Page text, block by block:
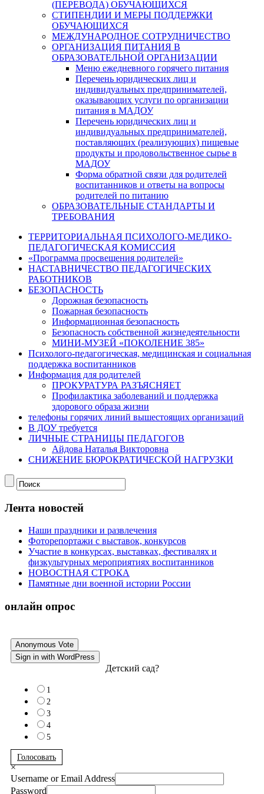
(ПЕРЕВОДА) ОБУЧАЮЩИХСЯ
СТИПЕНДИИ И МЕРЫ ПОДДЕРЖКИ
ОБУЧАЮЩИХСЯ
МЕЖДУНАРОДНОЕ СОТРУДНИЧЕСТВО
ОРГАНИЗАЦИЯ ПИТАНИЯ В
ОБРАЗОВАТЕЛЬНОЙ ОРГАНИЗАЦИИ
Меню ежедневного горячего питания
Перечень юридических лиц и
индивидуальных предпринимателей,
оказывающих услуги по организации
питания в МАДОУ
Перечень юридических лиц и
индивидуальных предпринимателей,
поставляющих (реализующих) пищевые
продукты и продовольственное сырье в
МАДОУ
Форма обратной связи для родителей
воспитанников и ответы на вопросы
родителей по питанию
ОБРАЗОВАТЕЛЬНЫЕ СТАНДАРТЫ И
ТРЕБОВАНИЯ
ТЕРРИТОРИАЛЬНАЯ ПСИХОЛОГО-МЕДИКО-
ПЕДАГОГИЧЕСКАЯ КОМИССИЯ
«Программа просвещения родителей»
НАСТАВНИЧЕСТВО ПЕДАГОГИЧЕСКИХ
РАБОТНИКОВ
БЕЗОПАСНОСТЬ
Дорожная безопасность
Пожарная безопасность
Информационная безопасность
Безопасность собственной жизнедеятельности
МИНИ-МУЗЕЙ «ПОКОЛЕНИЕ 385»
Психолого-педагогическая, медицинская и социальная
поддержка воспитанников
Информация для родителей
ПРОКУРАТУРА РАЗЪЯСНЯЕТ
Профилактика заболеваний и поддержка
здорового образа жизни
телефоны горячих линий вышестоящих организаций
В ДОУ требуется
ЛИЧНЫЕ СТРАНИЦЫ ПЕДАГОГОВ
Айдова Наталья Викторовна
СНИЖЕНИЕ БЮРОКРАТИЧЕСКОЙ НАГРУЗКИ
Лента новостей
Наши праздники и развлечения
Фоторепортажи с выставок, конкурсов
Участие в конкурсах, выставках, фестивалях и
физкультурных мероприятиях воспитанников
НОВОСТНАЯ СТРОКА
Памятные дни военной истории России
онлайн опрос
Anonymous Vote
Sign in with WordPress
Детский сад?
1
2
3
4
5
Голосовать
×
Username or Email Address
Password